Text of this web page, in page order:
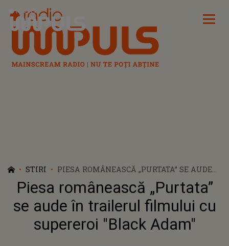
Radio Impuls
STIRI
PIESA ROMÂNEASCĂ „PURTATA” SE AUDE
ÎN TRAILERUL FILMULUI CU SUPEREROI
"BLACK ADAM"
Piesa românească „Purtata”
se aude în trailerul filmului cu
supereroi "Black Adam"